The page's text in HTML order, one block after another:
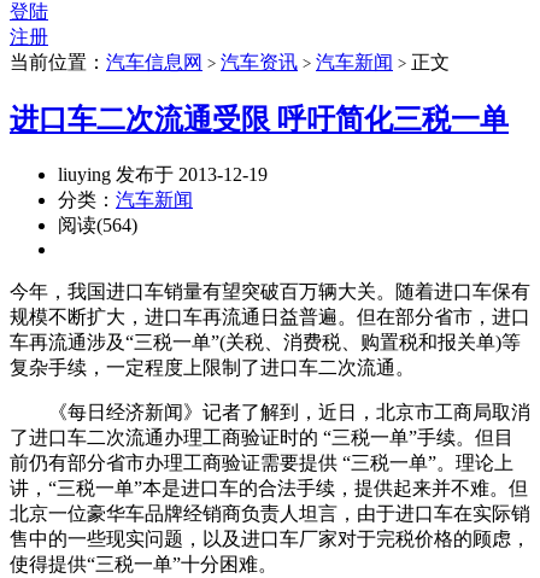
登陆
注册
当前位置： 汽车信息网 > 汽车资讯 > 汽车新闻 > 正文
进口车二次流通受限 呼吁简化三税一单
liuying 发布于 2013-12-19
分类： 汽车新闻
阅读(564)
今年，我国进口车销量有望突破百万辆大关。随着进口车保有
规模不断扩大，进口车再流通日益普遍。但在部分省市，进口
车再流通涉及“三税一单”(关税、消费税、购置税和报关单)等
复杂手续，一定程度上限制了进口车二次流通。
《每日经济新闻》记者了解到，近日，北京市工商局取消
了进口车二次流通办理工商验证时的 “三税一单”手续。但目
前仍有部分省市办理工商验证需要提供 “三税一单”。理论上
讲，“三税一单”本是进口车的合法手续，提供起来并不难。但
北京一位豪华车品牌经销商负责人坦言，由于进口车在实际销
售中的一些现实问题，以及进口车厂家对于完税价格的顾虑，
使得提供“三税一单”十分困难。